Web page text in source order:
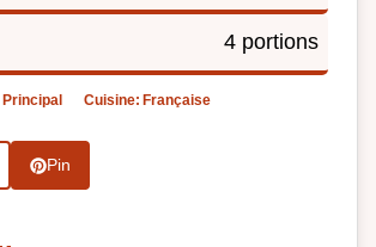
4 portions
Principal Cuisine: Française
Pin